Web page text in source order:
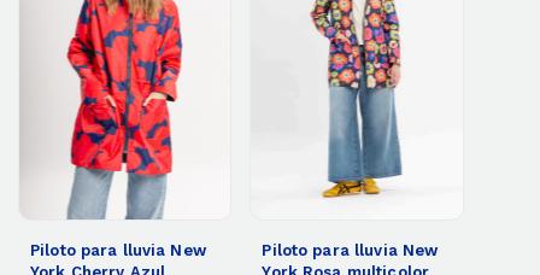
Piloto para lluvia New
Piloto para lluvia New